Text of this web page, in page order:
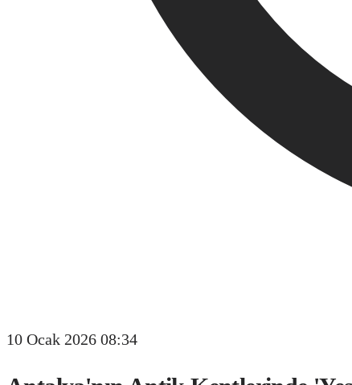
10 Ocak 2026 08:34